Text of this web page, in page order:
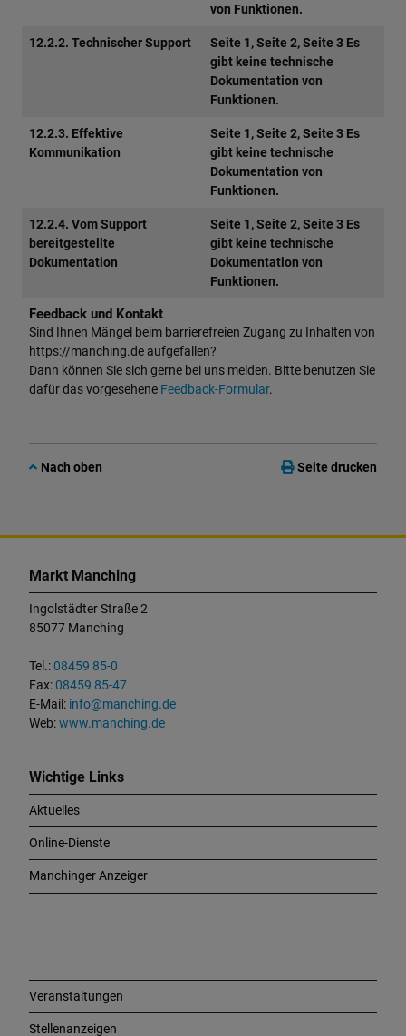
von Funktionen.
12.2.2. Technischer Support
Seite 1, Seite 2, Seite 3 Es
gibt keine technische
Dokumentation von
Funktionen.
12.2.3. Effektive
Kommunikation
Seite 1, Seite 2, Seite 3 Es
gibt keine technische
Dokumentation von
Funktionen.
12.2.4. Vom Support
bereitgestellte
Dokumentation
Seite 1, Seite 2, Seite 3 Es
gibt keine technische
Dokumentation von
Funktionen.
Feedback und Kontakt
Sind Ihnen Mängel beim barrierefreien Zugang zu Inhalten von
https://manching.de aufgefallen?
Dann können Sie sich gerne bei uns melden. Bitte benutzen Sie
dafür das vorgesehene Feedback-Formular.
Nach oben Seite drucken
Markt Manching
Ingolstädter Straße 2
85077 Manching
Tel.:08459 85-0
Fax:08459 85-47
E-Mail: info@manching.de
Web:www.manching.de
Wichtige Links
Aktuelles
Online-Dienste
Manchinger Anzeiger
Veranstaltungen
Stellenanzeigen